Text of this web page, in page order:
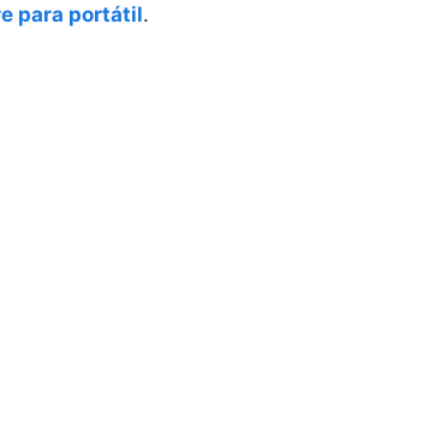
para portátil.